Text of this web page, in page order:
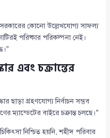
কোনো উল্লেখযোগ্য সাফল্য
পরিষ্কার পরিকল্পনা নেই।
এবং চক্রান্তের
ছাড়া গ্রহণযোগ্য নির্বাচন সম্ভব
ম্যান্ডেটের বাইরে চক্রান্ত চলছে।”
নিশ্চিত হয়নি, শহীদ পরিবার